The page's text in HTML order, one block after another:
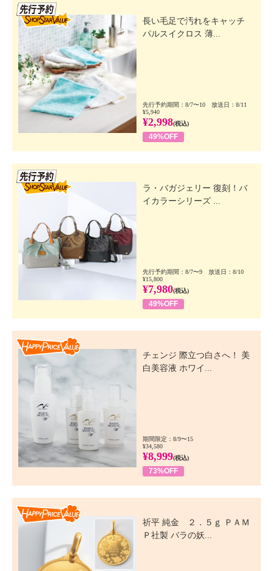
長い毛足で汚れをキャッチ
パルスイクロス 薄...
先行予約期間：8/7〜10 放送日：8/11
¥5,940
¥2,998(税込)
49%OFF
ラ・バガジェリー 復刻！バ
イカラーシリーズ ...
先行予約期間：8/7〜9 放送日：8/10
¥15,800
¥7,980(税込)
49%OFF
チェンジ 際立つ白さへ！ 美
白美容液 ホワイ...
期間限定：8/9〜15
¥34,580
¥8,999(税込)
73%OFF
祈平 純金 ２．５ｇ ＰＡＭ
Ｐ社製 バラの妖...